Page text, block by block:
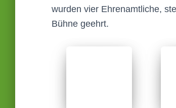
wurden vier Ehrenamtliche,
Bühne geehrt.